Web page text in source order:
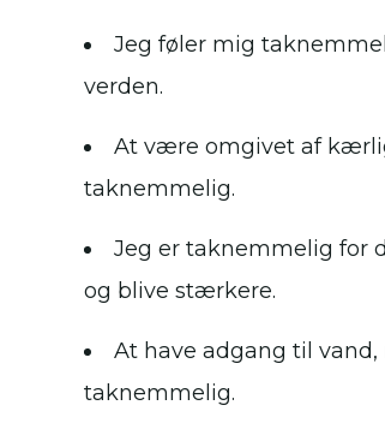
Jeg føler mig
verden.
At være omgivet af
taknemmelig.
Jeg er taknemmelig for
og blive stærkere.
At have adgang til
taknemmelig.